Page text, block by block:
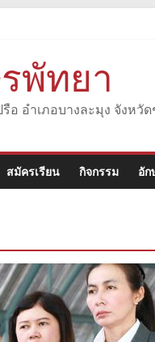
พัทยา
อำเภอบางละมุง จังหวัด
สมัครเรียน กิจกรรม อัก